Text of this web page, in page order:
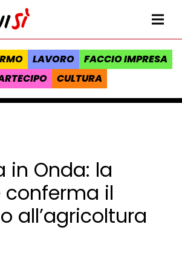
- Progetto della Regione Toscana
LAVORO
FACCIO IMPRESA
CULTURA
in Onda: la
conferma il
all’agricoltura